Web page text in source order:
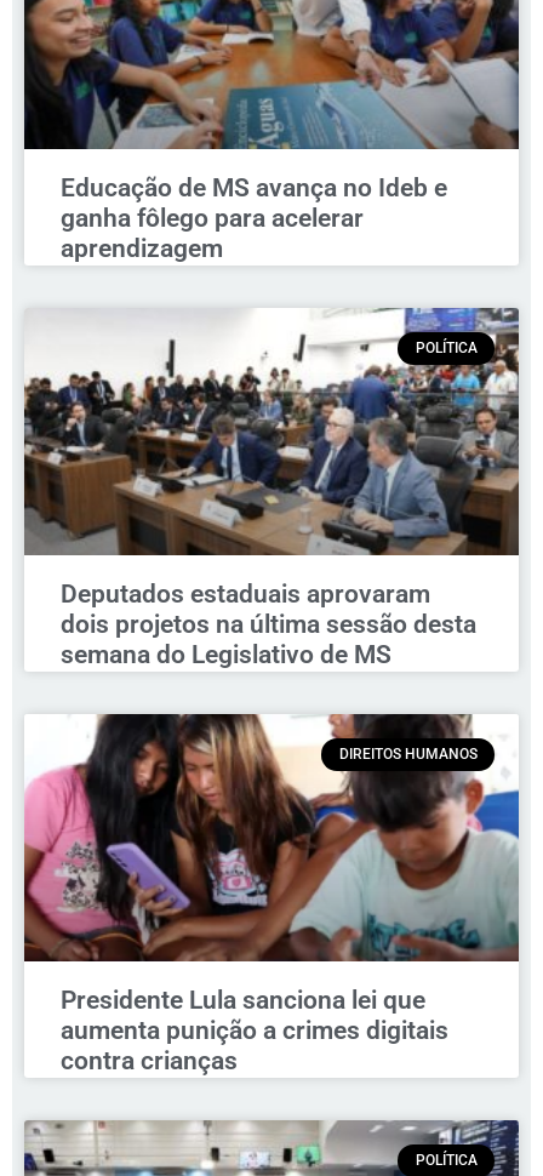
Educação de MS avança no Ideb e
ganha fôlego para acelerar
aprendizagem
POLÍTICA
Deputados estaduais aprovaram
dois projetos na última sessão desta
semana do Legislativo de MS
DIREITOS HUMANOS
Presidente Lula sanciona lei que
aumenta punição a crimes digitais
contra crianças
POLÍTICA